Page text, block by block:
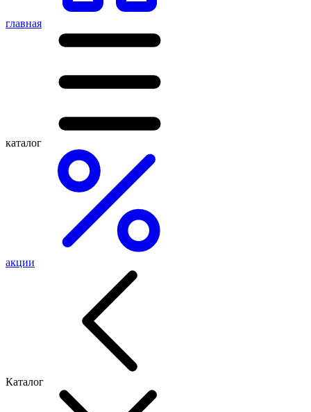
главная
каталог
акции
Каталог